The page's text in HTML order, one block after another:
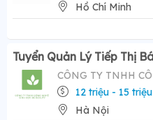
Hồ Chí Minh
12 triệu - 15 triệu
Hà Nội